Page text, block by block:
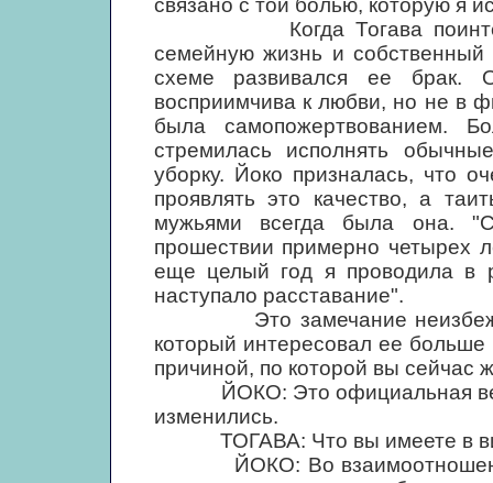
связано с той болью, которую я
Когда Тогава
семейную жизнь и собственный
схеме развивался ее брак.
восприимчива к любви, но не в
была самопожертвованием.
стремилась исполнять
уборку. Йоко призналась, что
проявлять это качество, а
мужьями всегда была она.
прошествии примерно четырех
еще целый год я проводила в
наступало расставание".
Это замечание неизбежно
который интересовал ее больше
причиной, по которой вы сейчас
ЙОКО: Это официальная
изменились.
ТОГАВА: Что вы имеете в
ЙОКО: Во